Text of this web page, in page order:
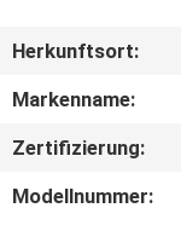
ÜBER
UNS
FABRIK-
AUSFLUG
Herkunftsort:
Markenname:
Zertifizierung:
Modellnummer: